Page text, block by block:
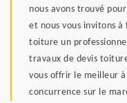
nous avons trouvé
et nous vous invitons
toiture un
travaux de devis
vous offrir le meilleur
concurrence sur le